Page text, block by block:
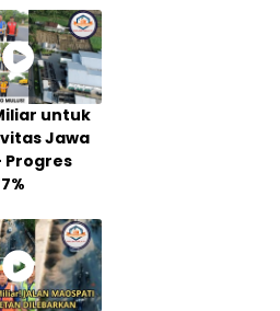
untuk
Jawa
Progres